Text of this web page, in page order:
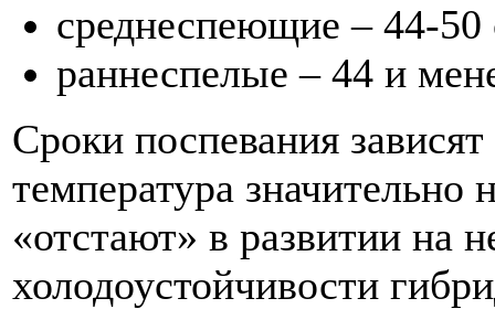
среднеспеющие – 44-50
раннеспелые – 44 и
Сроки поспевания
температура
«отстают» в развитии на
холодоустойчивости